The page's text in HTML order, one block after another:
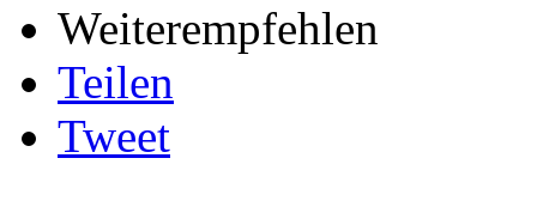
Weiterempfehlen
Teilen
Tweet